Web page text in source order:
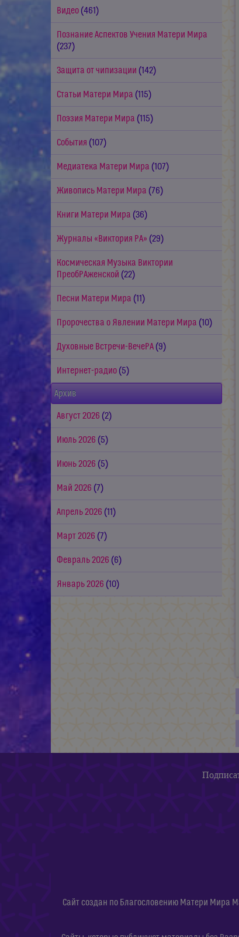
Видео (461)
Познание Аспектов Учения Матери Мира
(237)
Защита от чипизации (142)
Статьи Матери Мира (115)
Поэзия Матери Мира (115)
События (107)
Медиатека Матери Мира (107)
Живопись Матери Мира (76)
Книги Матери Мира (36)
Журналы «Виктория РА» (29)
Космическая Музыка Виктории
ПреобРАженской (22)
Песни Матери Мира (11)
Пророчества о Явлении Матери Мира (10)
Духовные Встречи-ВечеРА (9)
Интернет-радио (5)
Архив
Август 2026 (2)
Июль 2026 (5)
Июнь 2026 (5)
Май 2026 (7)
Апрель 2026 (11)
Март 2026 (7)
Февраль 2026 (6)
Январь 2026 (10)
Сайт создан по Благословению Матери Мира